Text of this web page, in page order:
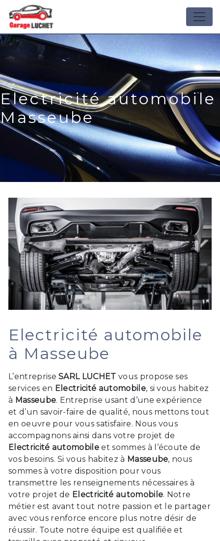
Panneau de gestion des cookies
Electricité automobile
Masseube
Electricité automobile
à Masseube
L’entrepriseSARL LUCHET vous propose ses
services en Electricité automobile, si vous habitez
à Masseube. Entreprise usant d’une expérience
et d’un savoir-faire de qualité, nous mettons tout
en oeuvre pour vous satisfaire. Nous vous
accompagnons ainsi dans votre projet de
Electricité automobile et sommes à l’écoute de
vos besoins. Si vous habitez à Masseube, nous
sommes à votre disposition pour vous
transmettre les renseignements nécessaires à
votre projet de Electricité automobile. Notre
métier est avant tout notre passion et le partager
avec vous renforce encore plus notre désir de
réussir. Toute notre équipe est qualifiée et